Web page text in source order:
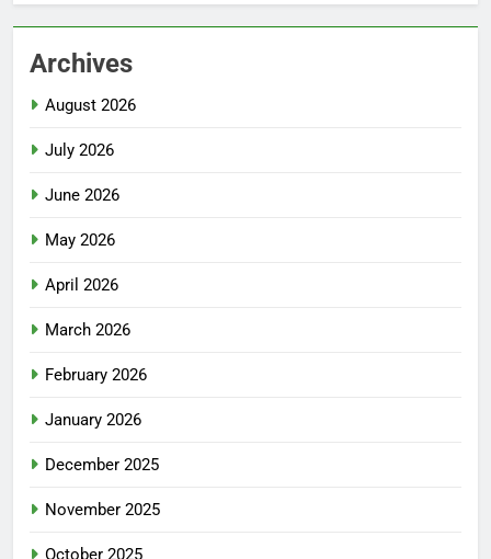
Archives
August 2026
July 2026
June 2026
May 2026
April 2026
March 2026
February 2026
January 2026
December 2025
November 2025
October 2025